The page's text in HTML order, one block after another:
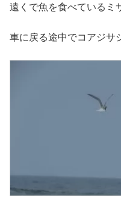
遠くで魚を食べているミ
車に戻る途中でコアジサ